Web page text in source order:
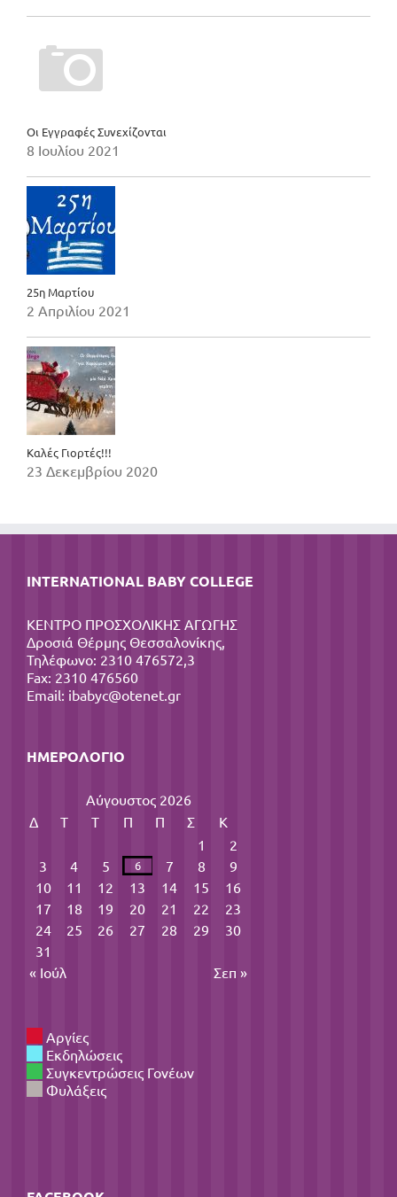
Οι Εγγραφές Συνεχίζονται
8 Ιουλίου 2021
25η Μαρτίου
2 Απριλίου 2021
Καλές Γιορτές!!!
23 Δεκεμβρίου 2020
INTERNATIONAL BABY COLLEGE
ΚΕΝΤΡΟ ΠΡΟΣΧΟΛΙΚΗΣ ΑΓΩΓΗΣ
Δροσιά Θέρμης Θεσσαλονίκης,
Τηλέφωνο: 2310 476572,3
Fax: 2310 476560
Email: ibabyc@otenet.gr
ΗΜΕΡΟΛΌΓΙΟ
Αύγουστος 2026
Δ
Τ Τ Π Π Σ
Κ
1
2
3
4 5 6 7 8
9
10
11 12 13 14 15
16
17
18 19 20 21 22
23
24
25 26 27 28 29
30
31
« Ιούλ
Σεπ »
Αργίες
Εκδηλώσεις
Συγκεντρώσεις Γονέων
Φυλάξεις